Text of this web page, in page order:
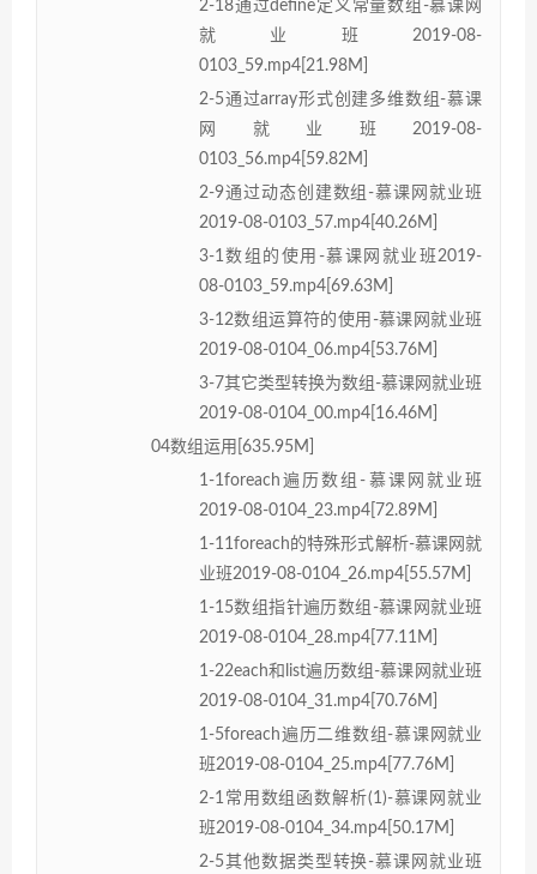
2-18通过define定义常量数组-慕课网
就业班2019-08-
0103_59.mp4[21.98M]
2-5通过array形式创建多维数组-慕课
网就业班2019-08-
0103_56.mp4[59.82M]
2-9通过动态创建数组-慕课网就业班
2019-08-0103_57.mp4[40.26M]
3-1数组的使用-慕课网就业班2019-
08-0103_59.mp4[69.63M]
3-12数组运算符的使用-慕课网就业班
2019-08-0104_06.mp4[53.76M]
3-7其它类型转换为数组-慕课网就业班
2019-08-0104_00.mp4[16.46M]
04数组运用[635.95M]
1-1foreach遍历数组-慕课网就业班
2019-08-0104_23.mp4[72.89M]
1-11foreach的特殊形式解析-慕课网就
业班2019-08-0104_26.mp4[55.57M]
1-15数组指针遍历数组-慕课网就业班
2019-08-0104_28.mp4[77.11M]
1-22each和list遍历数组-慕课网就业班
2019-08-0104_31.mp4[70.76M]
1-5foreach遍历二维数组-慕课网就业
班2019-08-0104_25.mp4[77.76M]
2-1常用数组函数解析(1)-慕课网就业
班2019-08-0104_34.mp4[50.17M]
2-5其他数据类型转换-慕课网就业班